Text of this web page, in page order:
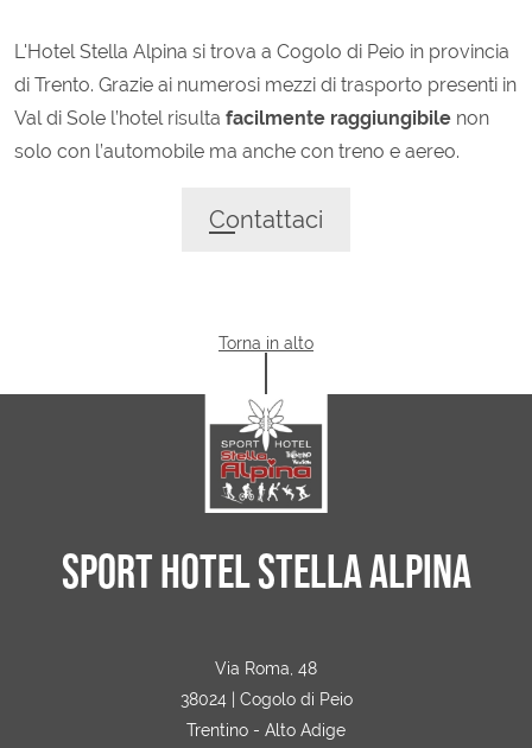
L'Hotel Stella Alpina si trova a Cogolo di Peio in provincia
di Trento. Grazie ai numerosi mezzi di trasporto presenti in
Val di Sole l’hotel risulta facilmente raggiungibile non
solo con l’automobile ma anche con treno e aereo.
Contattaci
Torna in alto
SPORT HOTEL STELLA ALPINA
Via Roma, 48
38024 | Cogolo di Peio
Trentino - Alto Adige